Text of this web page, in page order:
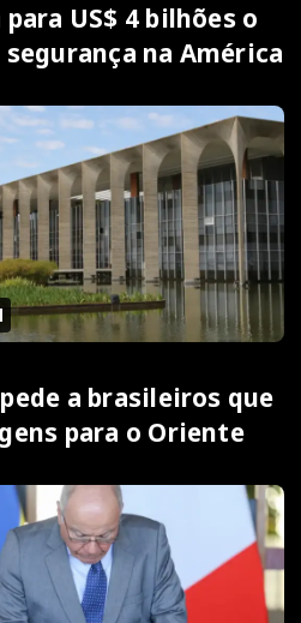
US$ 4 bilhões o
na América
a brasileiros que
para o Oriente